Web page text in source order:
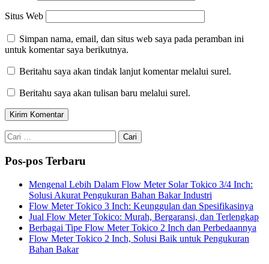
Situs Web
Simpan nama, email, dan situs web saya pada peramban ini
untuk komentar saya berikutnya.
Beritahu saya akan tindak lanjut komentar melalui surel.
Beritahu saya akan tulisan baru melalui surel.
Cari
untuk:
Pos-pos Terbaru
Mengenal Lebih Dalam Flow Meter Solar Tokico 3/4 Inch:
Solusi Akurat Pengukuran Bahan Bakar Industri
Flow Meter Tokico 3 Inch: Keunggulan dan Spesifikasinya
Jual Flow Meter Tokico: Murah, Bergaransi, dan Terlengkap
Berbagai Tipe Flow Meter Tokico 2 Inch dan Perbedaannya
Flow Meter Tokico 2 Inch, Solusi Baik untuk Pengukuran
Bahan Bakar